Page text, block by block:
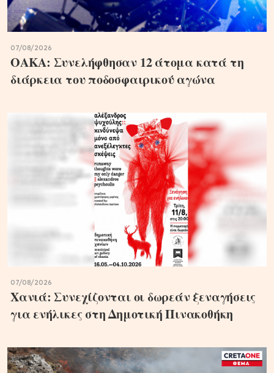
07/08/2026
ΟΑΚΑ: Συνελήφθησαν 12 άτομα κατά τη
διάρκεια του ποδοσφαιρικού αγώνα
07/08/2026
Χανιά: Συνεχίζονται οι δωρεάν ξεναγήσεις
για ενήλικες στη Δημοτική Πινακοθήκη